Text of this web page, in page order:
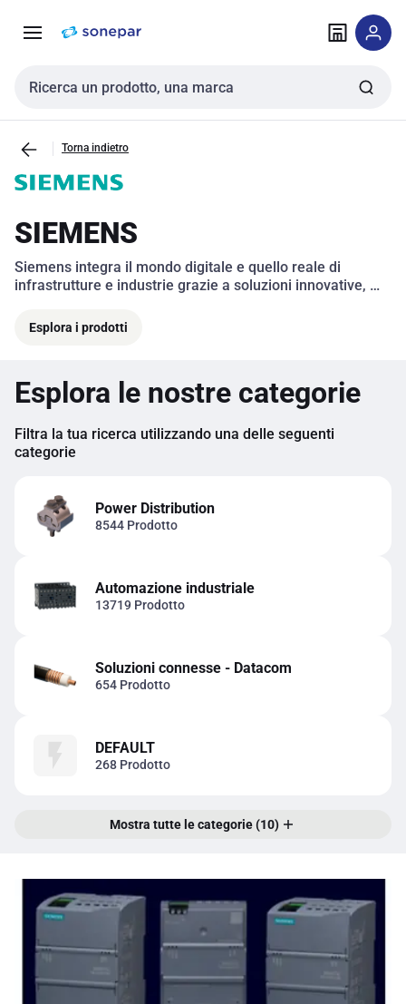
navigazione alla
Cerca input
Torna indietro
SIEMENS
Siemens integra il mondo digitale e quello reale di
infrastrutture e industrie grazie a soluzioni innovative,
Esplora i prodotti
Esplora le nostre categorie
Filtra la tua ricerca utilizzando una delle seguenti
categorie
Power Distribution
8544 Prodotto
Automazione industriale
13719 Prodotto
Soluzioni connesse - Datacom
654 Prodotto
DEFAULT
268 Prodotto
Mostra tutte le categorie (10)